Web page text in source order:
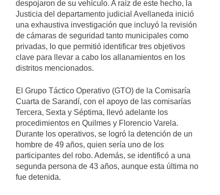
despojaron de su vehículo. A raíz de este hecho, la
Justicia del departamento judicial Avellaneda inició
una exhaustiva investigación que incluyó la revisión
de cámaras de seguridad tanto municipales como
privadas, lo que permitió identificar tres objetivos
clave para llevar a cabo los allanamientos en los
distritos mencionados.
El Grupo Táctico Operativo (GTO) de la Comisaría
Cuarta de Sarandí, con el apoyo de las comisarías
Tercera, Sexta y Séptima, llevó adelante los
procedimientos en Quilmes y Florencio Varela.
Durante los operativos, se logró la detención de un
hombre de 49 años, quien sería uno de los
participantes del robo. Además, se identificó a una
segunda persona de 43 años, aunque esta última no
fue detenida.